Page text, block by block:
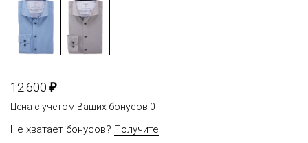
12.600 ₽
Цена с учетом Ваших бонусов 0
Не хватает бонусов? Получите